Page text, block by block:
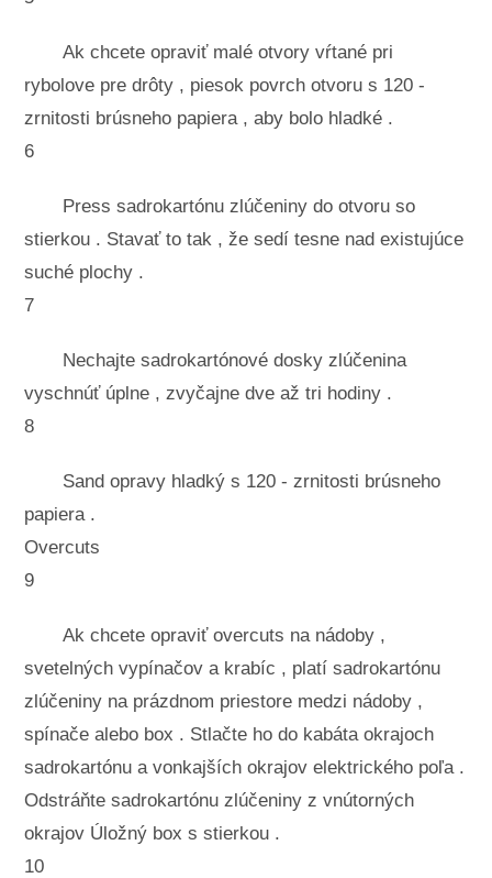
Ak chcete opraviť malé otvory vŕtané pri
rybolove pre drôty , piesok povrch otvoru s 120 -
zrnitosti brúsneho papiera , aby bolo hladké .
6
Press sadrokartónu zlúčeniny do otvoru so
stierkou . Stavať to tak , že sedí tesne nad existujúce
suché plochy .
7
Nechajte sadrokartónové dosky zlúčenina
vyschnúť úplne , zvyčajne dve až tri hodiny .
8
Sand opravy hladký s 120 - zrnitosti brúsneho
papiera .
Overcuts
9
Ak chcete opraviť overcuts na nádoby ,
svetelných vypínačov a krabíc , platí sadrokartónu
zlúčeniny na prázdnom priestore medzi nádoby ,
spínače alebo box . Stlačte ho do kabáta okrajoch
sadrokartónu a vonkajších okrajov elektrického poľa .
Odstráňte sadrokartónu zlúčeniny z vnútorných
okrajov Úložný box s stierkou .
10